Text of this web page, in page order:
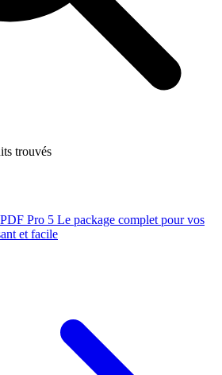
trouvés
PDF Pro 5 Le package complet pour vos
et facile